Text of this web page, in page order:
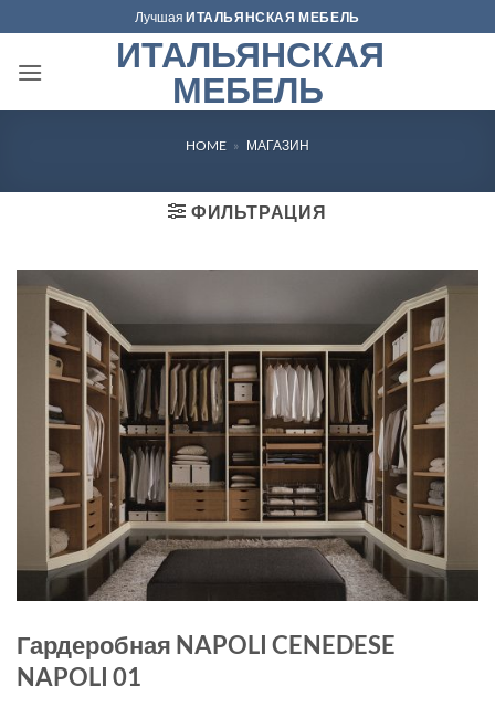
to
content
ЛучшаяИТАЛЬЯНСКАЯ МЕБЕЛЬ
ИТАЛЬЯНСКАЯ
МЕБЕЛЬ
HOME » МАГАЗИН
ФИЛЬТРАЦИЯ
Гардеробная NAPOLI CENEDESE
NAPOLI 01